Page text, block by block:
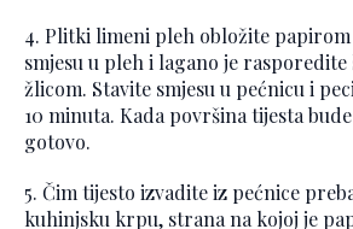
4. Plitki limeni pleh obložite
smjesu u pleh i lagano je
žlicom. Stavite smjesu u pećnicu i
10 minuta. Kada površina tijesta
gotovo.
5. Čim tijesto izvadite iz pećnice
kuhinjsku krpu, strana na kojoj je